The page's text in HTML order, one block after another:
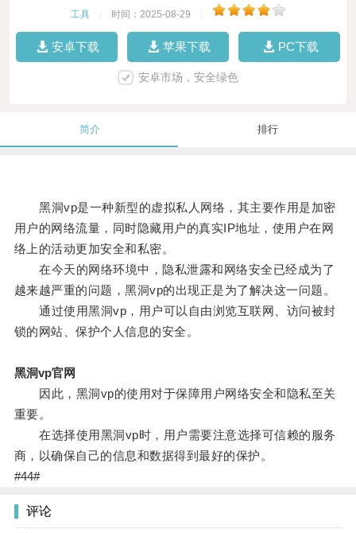
工具 时间：2025-08-29
安卓下载 苹果下载 PC下载
安卓市场，安全绿色
简介 排行
黑洞vp是一种新型的虚拟私人网络，其主要作用是加密
用户的网络流量，同时隐藏用户的真实IP地址，使用户在网
络上的活动更加安全和私密。
在今天的网络环境中，隐私泄露和网络安全已经成为了
越来越严重的问题，黑洞vp的出现正是为了解决这一问题。
通过使用黑洞vp，用户可以自由浏览互联网、访问被封
锁的网站、保护个人信息的安全。
黑洞vp官网
因此，黑洞vp的使用对于保障用户网络安全和隐私至关
重要。
在选择使用黑洞vp时，用户需要注意选择可信赖的服务
商，以确保自己的信息和数据得到最好的保护。
#44#
评论